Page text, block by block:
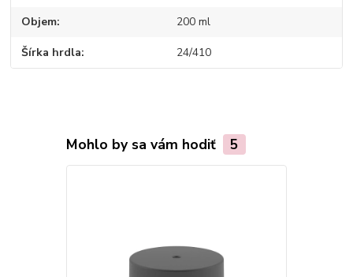
Objem 200 ml
Šírka hrdla 24/410
Mohlo by sa vám hodiť 5